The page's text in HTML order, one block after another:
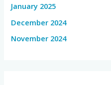
January 2025
December 2024
November 2024